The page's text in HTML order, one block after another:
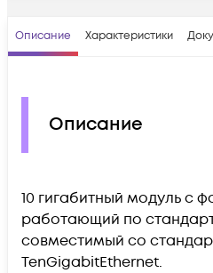
Описание Характеристики
Описание
10 гигабитный модуль с
работающий по
совместимый со
TenGigabitEthernet.